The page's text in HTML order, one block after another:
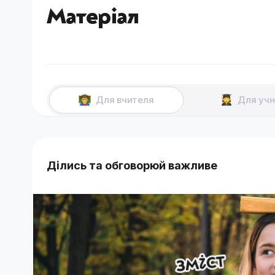
Матеріал
Для вчителя Для
Ділись та обговорюй важливе